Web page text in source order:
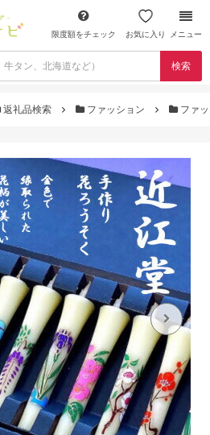
限度額をチェック お気に入り メニュー
検索
返礼品検索 ファッション ファ